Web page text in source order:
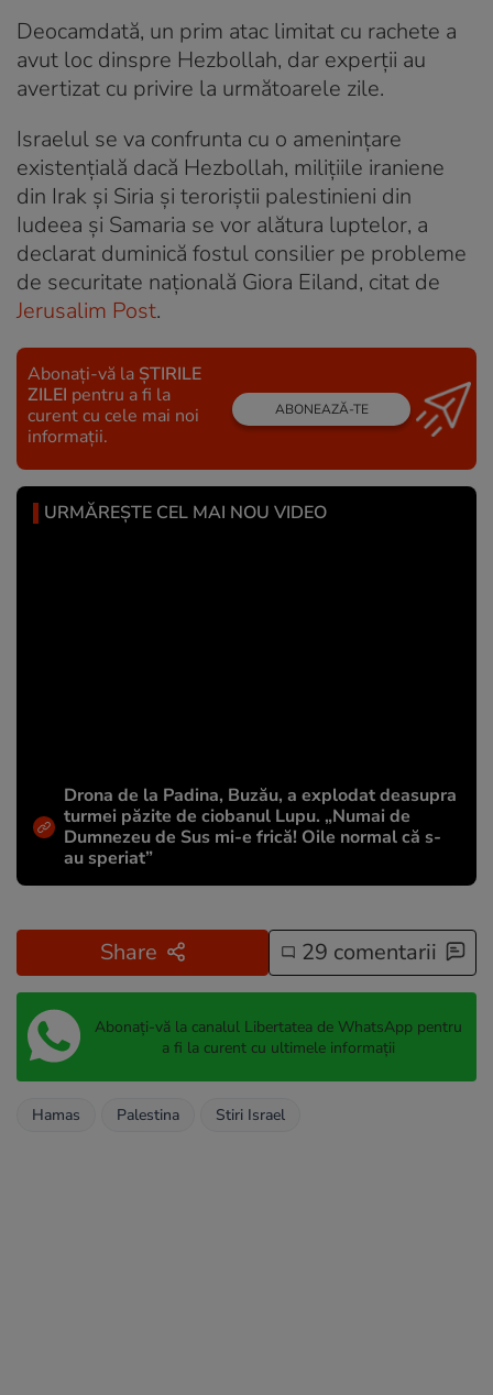
Deocamdată, un prim atac limitat cu rachete a
avut loc dinspre Hezbollah, dar experții au
avertizat cu privire la următoarele zile.
Israelul se va confrunta cu o amenințare
existențială dacă Hezbollah, milițiile iraniene
din Irak și Siria și teroriștii palestinieni din
Iudeea și Samaria se vor alătura luptelor, a
declarat duminică fostul consilier pe probleme
de securitate națională Giora Eiland, citat de
Jerusalim Post.
Abonați-vă la ȘTIRILE
ZILEI pentru a fi la
curent cu cele mai noi
informații.
ABONEAZĂ-TE
URMĂREȘTE CEL MAI NOU VIDEO
Drona de la Padina, Buzău, a explodat deasupra
turmei păzite de ciobanul Lupu. „Numai de
Dumnezeu de Sus mi-e frică! Oile normal că s-
au speriat”
Share 29 comentarii
Abonați-vă la canalul Libertatea de WhatsApp pentru
a fi la curent cu ultimele informații
Hamas Palestina Stiri Israel